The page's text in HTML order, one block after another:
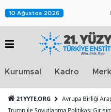
10 Ağustos 2026
Kurumsal Kadro
21YYTE.ORG
Avrupa Birliği
Trump ile Soyutlanma Politikası